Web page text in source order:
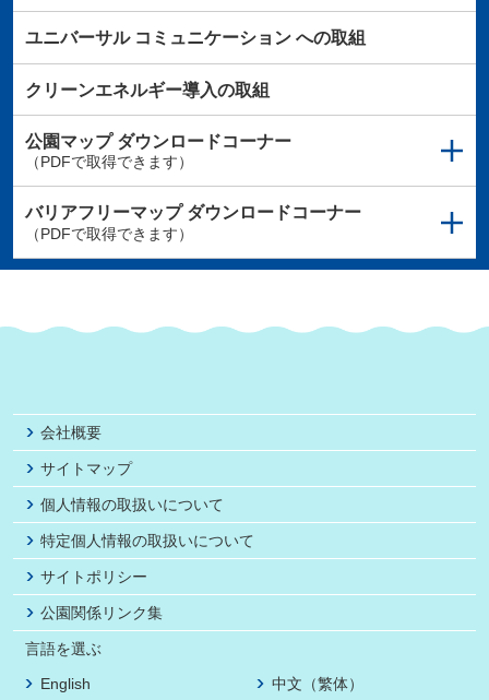
ユニバーサルコミュニケーションへの取組
クリーンエネルギー導入の取組
公園マップダウンロードコーナー
（PDFで取得できます）
バリアフリーマップダウンロードコーナー
（PDFで取得できます）
会社概要
サイトマップ
個人情報の取扱いについて
特定個人情報の取扱いについて
サイトポリシー
公園関係リンク集
言語を選ぶ
English
中文（繁体）